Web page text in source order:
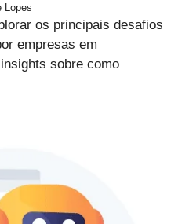
Lopes
os principais desafios
empresas em
sobre como